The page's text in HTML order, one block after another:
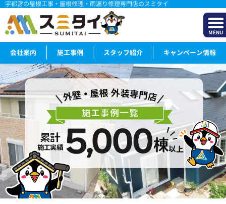
宇都宮の屋根工事・屋根修理・雨漏り修理専門店のスミタイ
MENU
会社案内 施工事例 スタッフ紹介 キャンペーン情報